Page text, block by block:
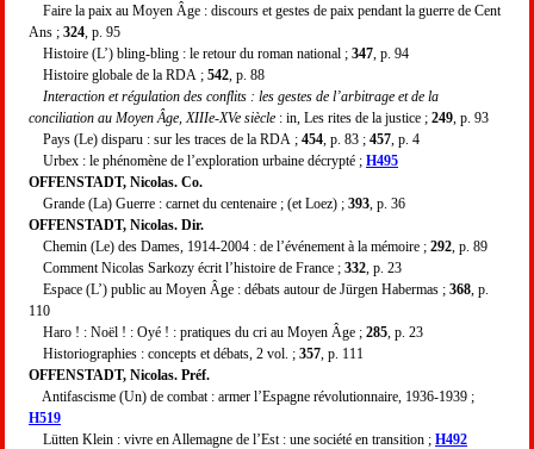
Faire la paix au Moyen Âge : discours et gestes de paix pendant la guerre de Cent
Ans ; 324 , p. 95
Histoire (L’) bling-bling : le retour du roman national ; 347 , p. 94
Histoire globale de la RDA ; 542 , p. 88
Interaction et régulation des conflits : les gestes de l’arbitrage et de la
conciliation au Moyen Âge, XIIIe-XVe siècle : in, Les rites de la justice ; 249 , p. 93
Pays (Le) disparu : sur les traces de la RDA ; 454 , p. 83 ; 457 , p. 4
Urbex : le phénomène de l’exploration urbaine décrypté ; H495
OFFENSTADT, Nicolas. Co.
Grande (La) Guerre : carnet du centenaire ; (et Loez) ; 393 , p. 36
OFFENSTADT, Nicolas. Dir.
Chemin (Le) des Dames, 1914-2004 : de l’événement à la mémoire ; 292 , p. 89
Comment Nicolas Sarkozy écrit l’histoire de France ; 332 , p. 23
Espace (L’) public au Moyen Âge : débats autour de Jürgen Habermas ; 368 , p.
110
Haro ! : Noël ! : Oyé ! : pratiques du cri au Moyen Âge ; 285 , p. 23
Historiographies : concepts et débats, 2 vol. ; 357 , p. 111
OFFENSTADT, Nicolas. Préf.
Antifascisme (Un) de combat : armer l’Espagne révolutionnaire, 1936-1939 ;
H519
Lütten Klein : vivre en Allemagne de l’Est : une société en transition ; H492